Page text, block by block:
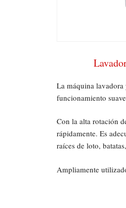
La máquina lavadora
funcionamiento
Con la alta rotación
rápidamente. Es
raíces de loto,
Ampliamente